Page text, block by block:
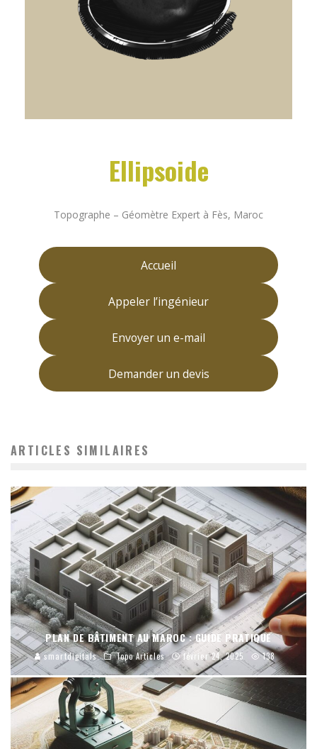
Ellipsoide
Topographe – Géomètre Expert à Fès, Maroc
Accueil
Appeler l’ingénieur
Envoyer un e-mail
Demander un devis
ARTICLES SIMILAIRES
PLAN DE BÂTIMENT AU MAROC : GUIDE PRATIQUE
smartdigitals Topo Articles février 24, 2025 138